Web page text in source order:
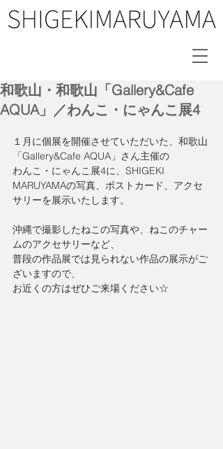
和歌山・和歌山「Gallery&Cafe
AQUA」／わんこ・にゃんこ展4
１月に個展を開催させていただいた、和歌山
「Gallery&Cafe AQUA」さん主催の
わんこ・にゃんこ展4に、SHIGEKI
MARUYAMAの写真、ポストカード、アクセ
サリーを展示いたします。
沖縄で撮影したねこの写真や、ねこのチャー
ムのアクセサリーなど、
普段の作品展では見られない作品の展示がご
ざいますので、
お近くの方はぜひご来場ください☆